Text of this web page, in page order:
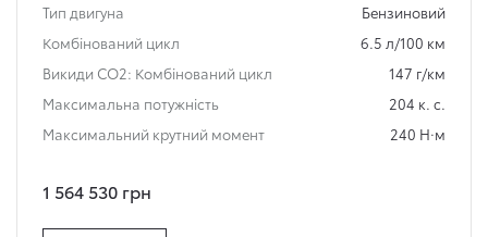
Тип двигуна
Бензиновий
Комбінований цикл
6.5 л/100 км
Викиди СО2: Комбінований цикл
147 г/км
Максимальна потужність
204 к. с.
Максимальний крутний момент
240 Н·м
1 564 530 грн